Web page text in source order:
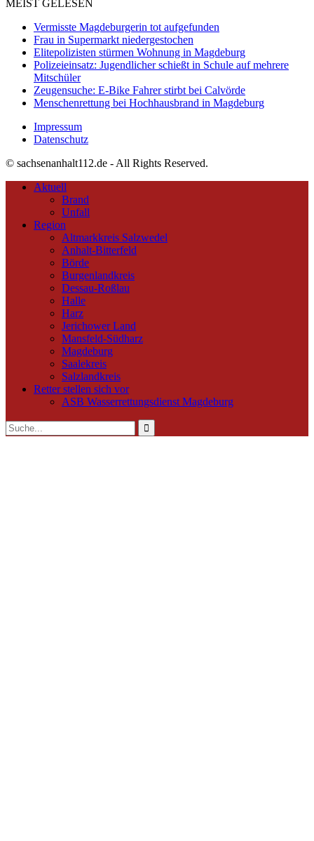
MEIST GELESEN
Vermisste Magdeburgerin tot aufgefunden
Frau in Supermarkt niedergestochen
Elitepolizisten stürmen Wohnung in Magdeburg
Polizeieinsatz: Jugendlicher schießt in Schule auf mehrere
Mitschüler
Zeugensuche: E-Bike Fahrer stirbt bei Calvörde
Menschenrettung bei Hochhausbrand in Magdeburg
Impressum
Datenschutz
© sachsenanhalt112.de - All Rights Reserved.
Aktuell
Brand
Unfall
Region
Altmarkkreis Salzwedel
Anhalt-Bitterfeld
Börde
Burgenlandkreis
Dessau-Roßlau
Halle
Harz
Jerichower Land
Mansfeld-Südharz
Magdeburg
Saalekreis
Salzlandkreis
Retter stellen sich vor
ASB Wasserrettungsdienst Magdeburg